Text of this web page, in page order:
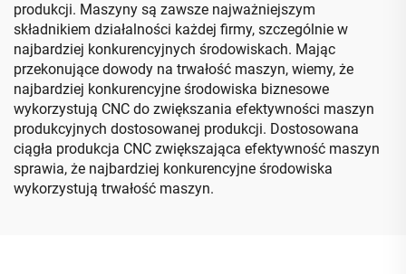
produkcji. Maszyny są zawsze najważniejszym
składnikiem działalności każdej firmy, szczególnie w
najbardziej konkurencyjnych środowiskach. Mając
przekonujące dowody na trwałość maszyn, wiemy, że
najbardziej konkurencyjne środowiska biznesowe
wykorzystują CNC do zwiększania efektywności maszyn
produkcyjnych dostosowanej produkcji. Dostosowana
ciągła produkcja CNC zwiększająca efektywność maszyn
sprawia, że najbardziej konkurencyjne środowiska
wykorzystują trwałość maszyn.